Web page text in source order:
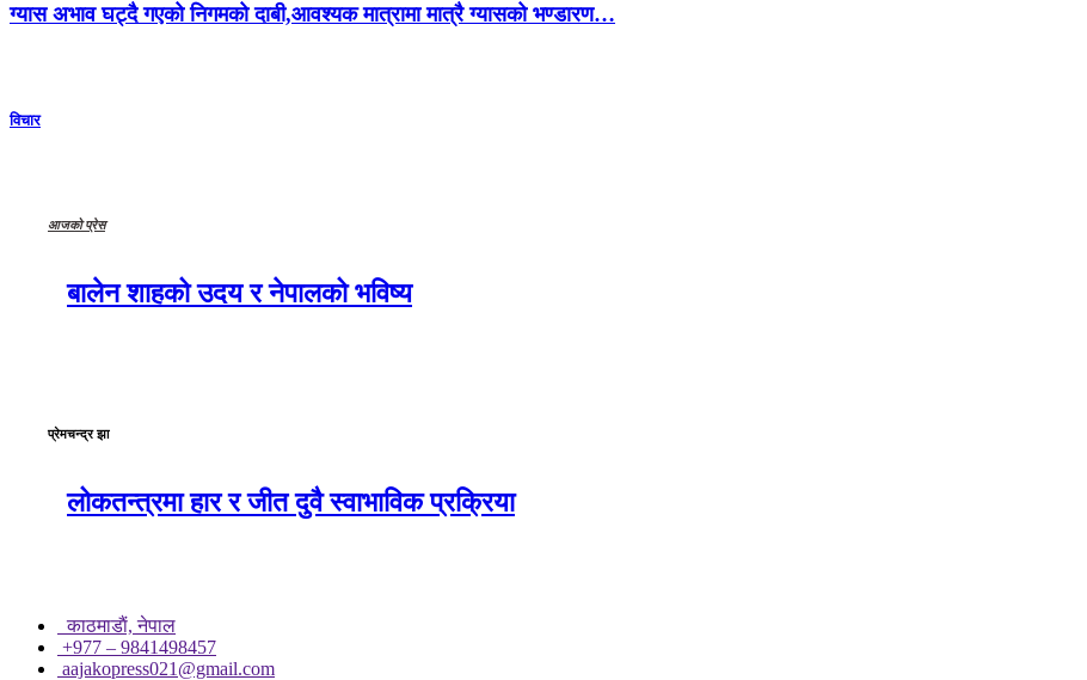
ग्यास अभाव घट्दै गएको निगमको दाबी,आवश्यक मात्रामा मात्रै ग्यासको भण्डारण…
विचार
आजको प्रेस
बालेन शाहको उदय र नेपालको भविष्य
प्रेमचन्द्र झा
लोकतन्त्रमा हार र जीत दुवै स्वाभाविक प्रक्रिया
काठमाडाैं, नेपाल
+977 – 9841498457
aajakopress021@gmail.com